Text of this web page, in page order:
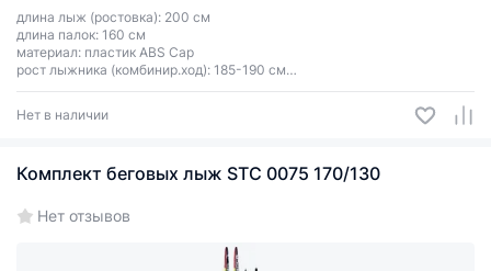
длина лыж (ростовка): 200 см
длина палок: 160 см
материал: пластик ABS Cap
рост лыжника (комбинир.ход): 185-190 см
цвет зависит от партии поставки
Нет в наличии
Комплект беговых лыж STC 0075 170/130
Нет отзывов